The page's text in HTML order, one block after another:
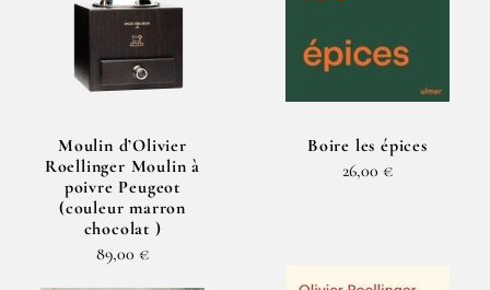
Moulin d’Olivier
Roellinger Moulin à
poivre Peugeot
(couleur marron
chocolat )
89,00 €
Boire les épices
26,00 €